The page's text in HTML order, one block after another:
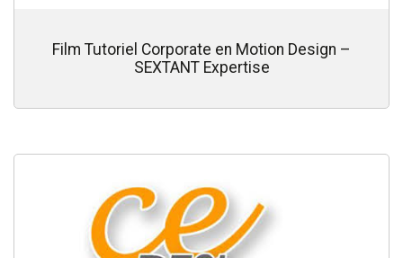
Film Tutoriel Corporate en Motion Design –
SEXTANT Expertise